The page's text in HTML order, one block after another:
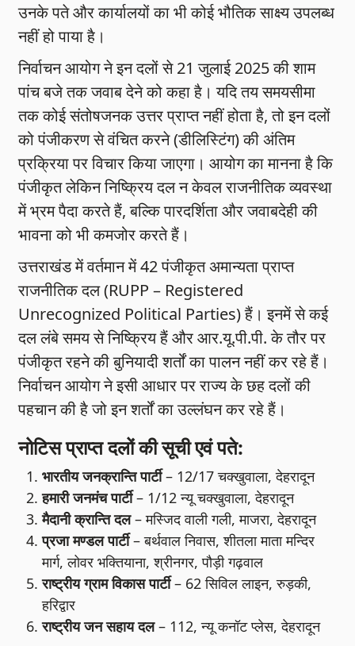
उनके पते और कार्यालयों का भी कोई भौतिक साक्ष्य उपलब्ध
नहीं हो पाया है।
निर्वाचन आयोग ने इन दलों से 21 जुलाई 2025 की शाम
पांच बजे तक जवाब देने को कहा है। यदि तय समयसीमा
तक कोई संतोषजनक उत्तर प्राप्त नहीं होता है, तो इन दलों
को पंजीकरण से वंचित करने (डीलिस्टिंग) की अंतिम
प्रक्रिया पर विचार किया जाएगा। आयोग का मानना है कि
पंजीकृत लेकिन निष्क्रिय दल न केवल राजनीतिक व्यवस्था
में भ्रम पैदा करते हैं, बल्कि पारदर्शिता और जवाबदेही की
भावना को भी कमजोर करते हैं।
उत्तराखंड में वर्तमान में 42 पंजीकृत अमान्यता प्राप्त
राजनीतिक दल (RUPP – Registered
Unrecognized Political Parties) हैं। इनमें से कई
दल लंबे समय से निष्क्रिय हैं और आर.यू.पी.पी. के तौर पर
पंजीकृत रहने की बुनियादी शर्तों का पालन नहीं कर रहे हैं।
निर्वाचन आयोग ने इसी आधार पर राज्य के छह दलों की
पहचान की है जो इन शर्तों का उल्लंघन कर रहे हैं।
नोटिस प्राप्त दलों की सूची एवं पते:
भारतीय जनक्रान्ति पार्टी– 12/17 चक्खुवाला, देहरादून
हमारी जनमंच पार्टी– 1/12 न्यू चक्खुवाला, देहरादून
मैदानी क्रान्ति दल– मस्जिद वाली गली, माजरा, देहरादून
प्रजा मण्डल पार्टी– बर्थवाल निवास, शीतला माता मन्दिर
मार्ग, लोवर भक्तियाना, श्रीनगर, पौड़ी गढ़वाल
राष्ट्रीय ग्राम विकास पार्टी– 62 सिविल लाइन, रुड़की,
हरिद्वार
राष्ट्रीय जन सहाय दल– 112, न्यू कनॉट प्लेस, देहरादून